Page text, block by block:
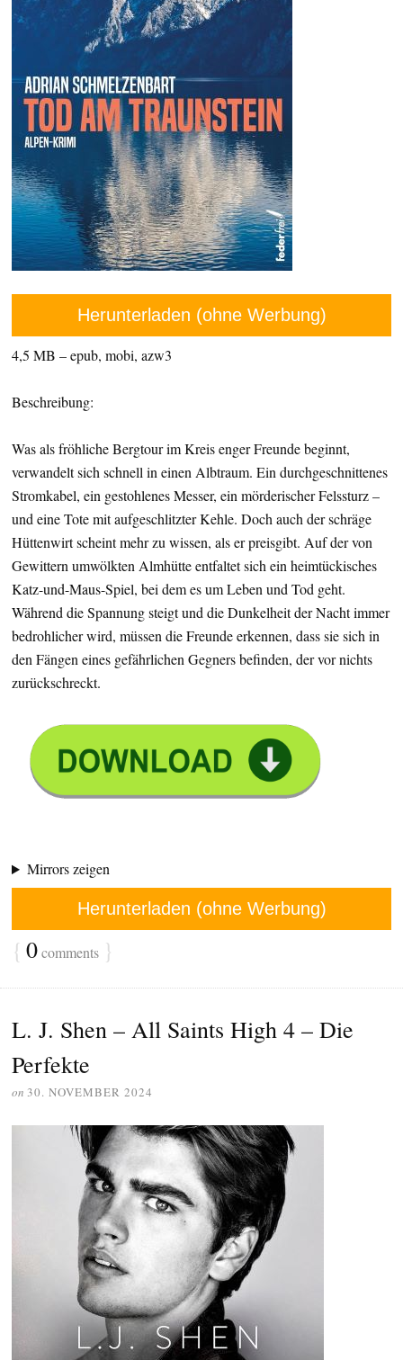
Herunterladen (ohne Werbung)
4,5 MB – epub, mobi, azw3
Beschreibung:
Was als fröhliche Bergtour im Kreis enger Freunde beginnt,
verwandelt sich schnell in einen Albtraum. Ein durchgeschnittenes
Stromkabel, ein gestohlenes Messer, ein mörderischer Felssturz –
und eine Tote mit aufgeschlitzter Kehle. Doch auch der schräge
Hüttenwirt scheint mehr zu wissen, als er preisgibt. Auf der von
Gewittern umwölkten Almhütte entfaltet sich ein heimtückisches
Katz-und-Maus-Spiel, bei dem es um Leben und Tod geht.
Während die Spannung steigt und die Dunkelheit der Nacht immer
bedrohlicher wird, müssen die Freunde erkennen, dass sie sich in
den Fängen eines gefährlichen Gegners befinden, der vor nichts
zurückschreckt.
Mirrors zeigen
Herunterladen (ohne Werbung)
{ 0comments }
L. J. Shen – All Saints High 4 – Die
Perfekte
on 30. NOVEMBER 2024